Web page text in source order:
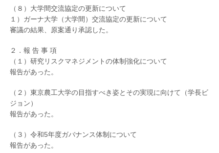
（８）大学間交流協定の更新について
１）ガーナ大学（大学間）交流協定の更新について
審議の結果、原案通り承認した。
２．報 告 事 項
（１）研究リスクマネジメントの体制強化について
報告があった。
（２）東京農工大学の目指すべき姿とその実現に向けて（学長ビ
ジョン）
報告があった。
（３）令和5年度ガバナンス体制について
報告があった。